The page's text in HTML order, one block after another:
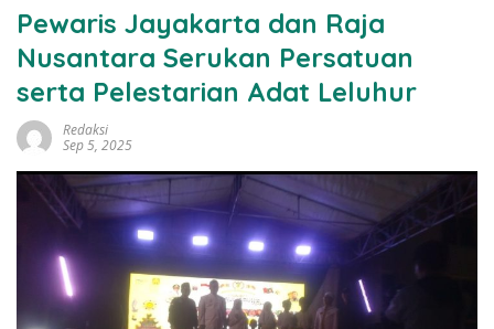
Pewaris Jayakarta dan Raja
Nusantara Serukan Persatuan
serta Pelestarian Adat Leluhur
Redaksi
Sep 5, 2025